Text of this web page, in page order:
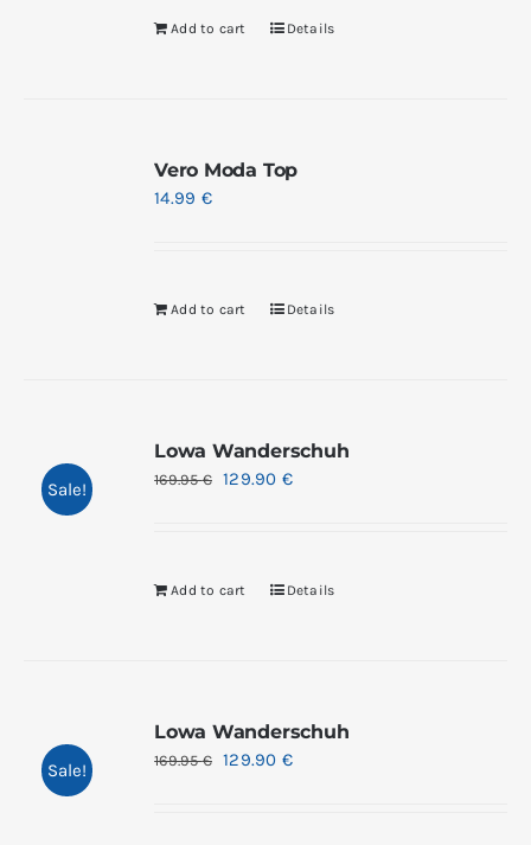
Add to cart Details
Vero Moda Top
14.99 €
Add to cart Details
Sale!
Lowa Wanderschuh
169.95€ 129.90 €
Add to cart Details
Sale!
Lowa Wanderschuh
169.95€ 129.90 €